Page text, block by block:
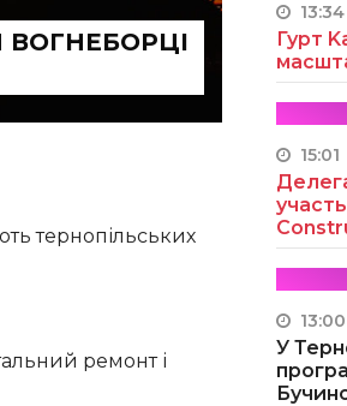
тернопільських
ремонт і
13:34
Гурт
15:01
13:00
У